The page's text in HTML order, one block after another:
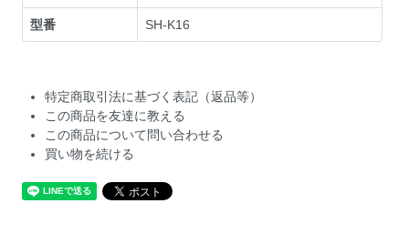
型番 SH-K16
特定商取引法に基づく表記（返品等）
この商品を友達に教える
この商品について問い合わせる
買い物を続ける